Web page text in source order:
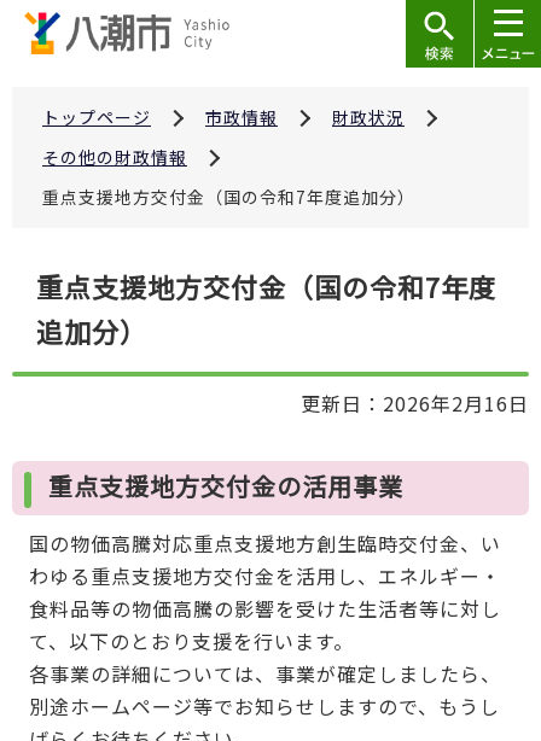
トップページ 市政情報
財政状況
その他の財政情報
重点支援地方交付金（国の令和7年度追加分）
重点支援地方交付金（国の令和7年度
追加分）
更新日：2026年2月16日
重点支援地方交付金の活用事業
国の物価高騰対応重点支援地方創生臨時交付金、い
わゆる重点支援地方交付金を活用し、エネルギー・
食料品等の物価高騰の影響を受けた生活者等に対し
て、以下のとおり支援を行います。
各事業の詳細については、事業が確定しましたら、
別途ホームページ等でお知らせしますので、もうし